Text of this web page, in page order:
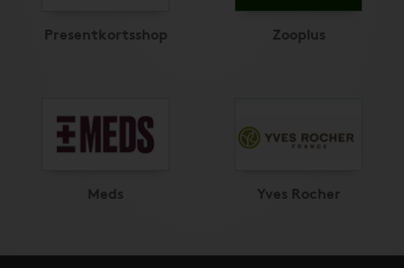
Presentkortsshop Zooplus
Meds Yves Rocher